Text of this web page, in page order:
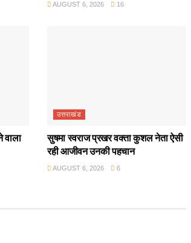
AUGUST 6, 2026 16
वाला
उत्तराखंड
सुषमा स्वराज प्रखर वक्ता कुशल नेता ऐसी
रही आजीवन उनकी पहचान
AUGUST 6, 2026 6